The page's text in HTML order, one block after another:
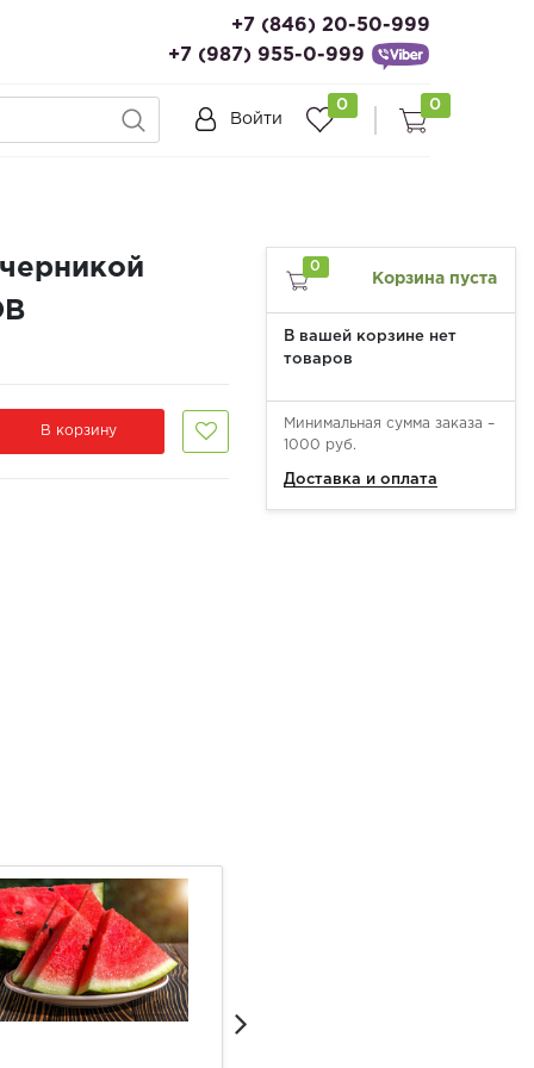
+7 (846) 20-50-999
+7 (987) 955-0-999
Войти
0 0
В корзину
0
Корзина пуста
В вашей корзине нет
товаров
Минимальная сумма заказа –
1000 руб.
Доставка и оплата